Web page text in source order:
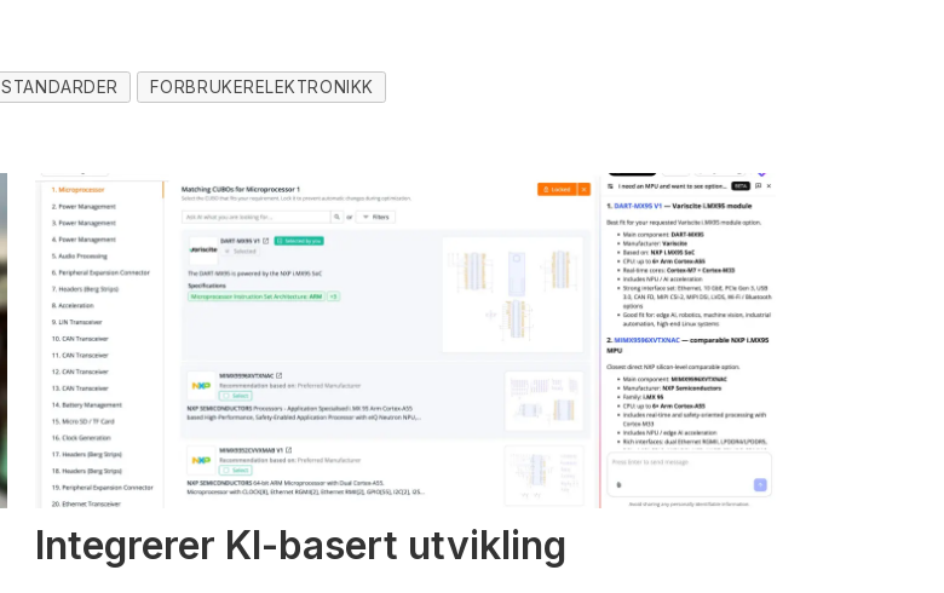
STANDARDER FORBRUKERELEKTRONIKK
Integrerer KI-basert utvikling